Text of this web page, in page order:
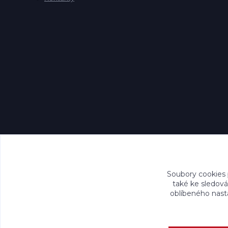
Soubory
také ke
oblíbeného